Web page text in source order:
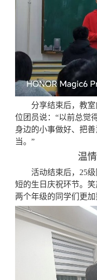
分享结束后，教
位团员说：“以前总觉
身边的小事做好、把
当。”
温
活动结束后， 25
短的生日庆祝环节。
两个年级的同学们更加